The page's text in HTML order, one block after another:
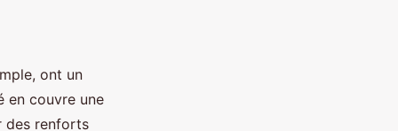
ont un
en couvre une
des renforts